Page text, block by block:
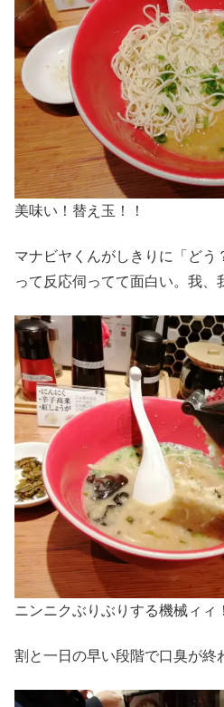
美味い！替え玉！！
マナビヤくんがしきりに「どう
って反応伺ってて面白い。我、
ニンニクぶりぶりする機械ィィ
割と一日の早い段階で口臭が終